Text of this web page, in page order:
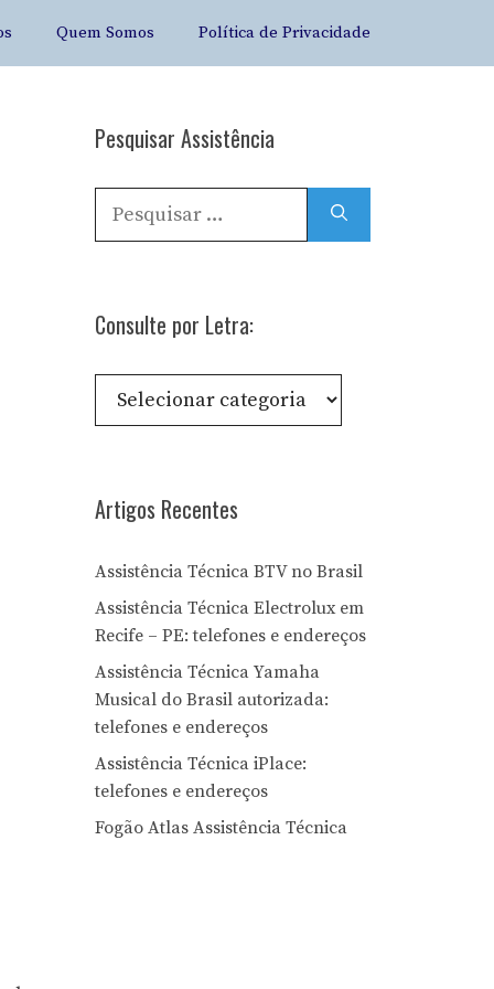
Quem Somos Política de Privacidade
Pesquisar Assistência
Pesquisar
por:
Consulte por Letra:
Consulte
Artigos Recentes
Assistência Técnica BTV no Brasil
Assistência Técnica Electrolux em
Recife – PE: telefones e endereços
Assistência Técnica Yamaha
Musical do Brasil autorizada:
telefones e endereços
Assistência Técnica iPlace:
telefones e endereços
Fogão Atlas Assistência Técnica